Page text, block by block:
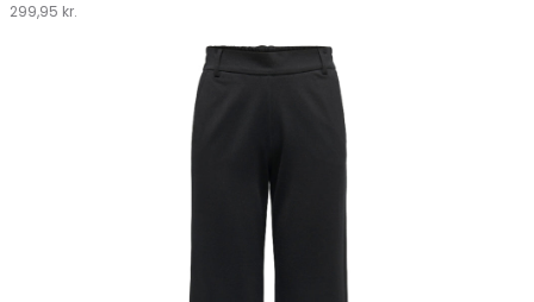
Klædeskabet.dk
299,95 kr.